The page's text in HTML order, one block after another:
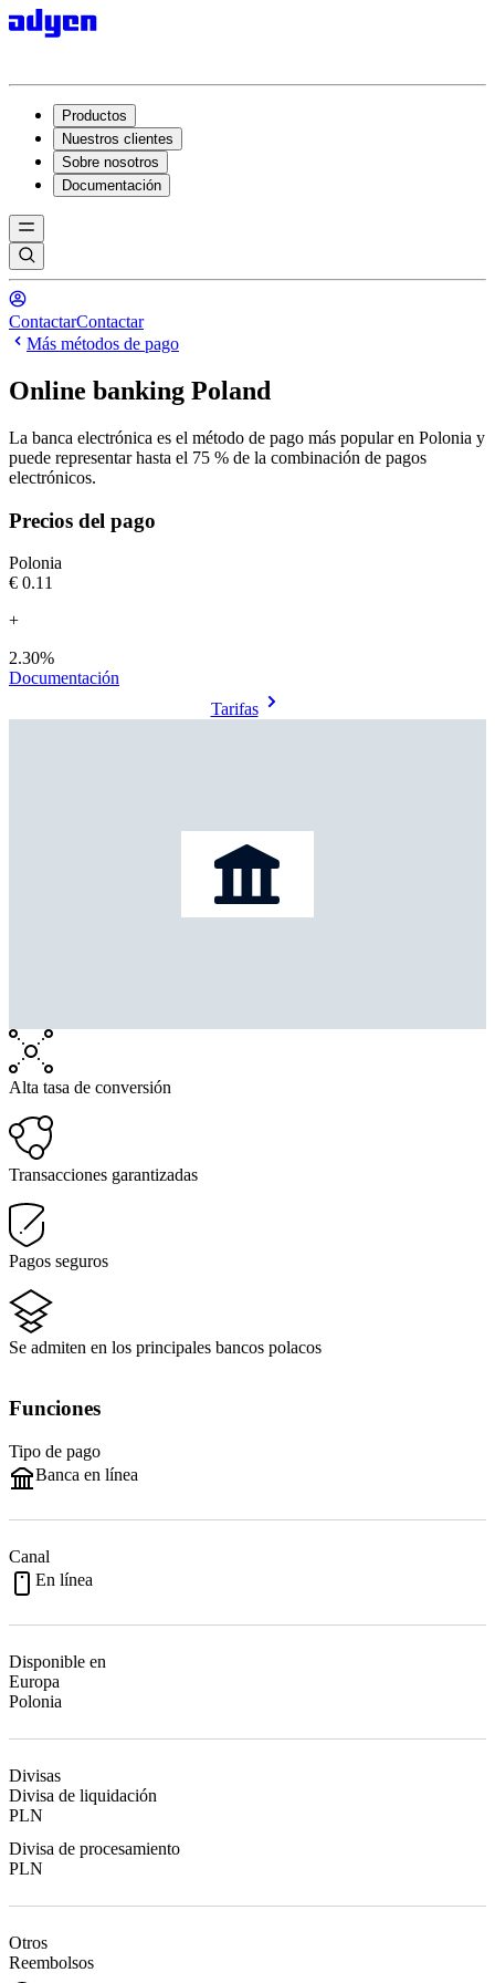
Productos
Nuestros clientes
Sobre nosotros
Documentación
ContactarContactar
Más métodos de pago
Online banking Poland
La banca electrónica es el método de pago más popular en Polonia y
puede representar hasta el 75 % de la combinación de pagos
electrónicos.
Precios del pago
Polonia
€0.11
+
2.30%
Documentación
Tarifas
Alta tasa de conversión
Transacciones garantizadas
Pagos seguros
Se admiten en los principales bancos polacos
Funciones
Tipo de pago
Banca en línea
Canal
En línea
Disponible en
Europa
Polonia
Divisas
Divisa de liquidación
PLN
Divisa de procesamiento
PLN
Otros
Reembolsos